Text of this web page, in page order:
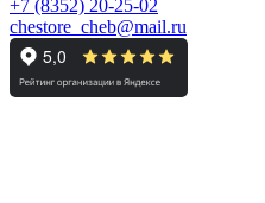
+7 (8352) 20-25-02
chestore_cheb@mail.ru